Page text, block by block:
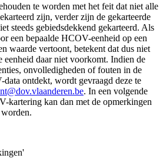
te worden met het feit dat niet alle
zijn, verder zijn de gekarteerde
steeds gebiedsdekkend gekarteerd. Als
een bepaalde HCOV-eenheid op een
waarde vertoont, betekent dat dus niet
eenheid daar niet voorkomt. Indien de
onvolledigheden of fouten in de
data ontdekt, wordt gevraagd deze te
. In een volgende
kartering kan dan met de opmerkingen